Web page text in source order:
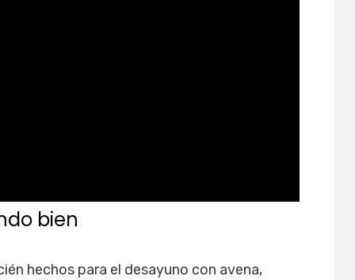
bien
hechos para el desayuno con avena,